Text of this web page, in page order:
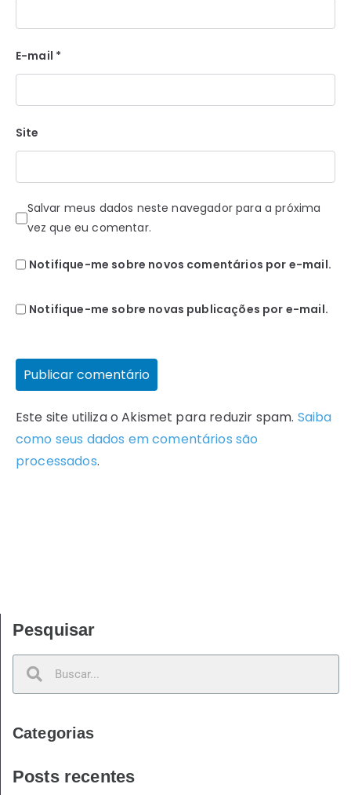
E-mail *
Site
Salvar meus dados neste navegador para a próxima
vez que eu comentar.
Notifique-me sobre novos comentários por e-mail.
Notifique-me sobre novas publicações por e-mail.
Este site utiliza o Akismet para reduzir spam. Saiba
como seus dados em comentários são
processados.
Pesquisar
Categorias
Posts recentes